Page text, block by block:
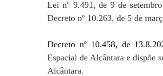
Lei nº 9.491, de 9 de
Decreto nº 10.263, de 5 de
Decreto nº 10.458, de
Espacial de Alcântara e dispõe
Alcântara.